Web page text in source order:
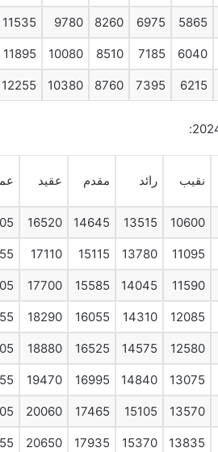
5865
6975
8260
9780
11535
6040
7185
8510
10080
11895
6215
7395
8760
10380
12255
نقيب رائد مقدم عقيد
10600
13515
14645
16520
11095
13780
15115
17110
11590
14045
15585
17700
12085
14310
16055
18290
12580
14575
16525
18880
13075
14840
16995
19470
13570
15105
17465
20060
13835
15370
17935
20650